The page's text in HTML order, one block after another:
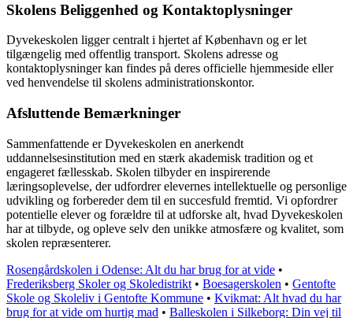
Skolens Beliggenhed og Kontaktoplysninger
Dyvekeskolen ligger centralt i hjertet af København og er let
tilgængelig med offentlig transport. Skolens adresse og
kontaktoplysninger kan findes på deres officielle hjemmeside eller
ved henvendelse til skolens administrationskontor.
Afsluttende Bemærkninger
Sammenfattende er Dyvekeskolen en anerkendt
uddannelsesinstitution med en stærk akademisk tradition og et
engageret fællesskab. Skolen tilbyder en inspirerende
læringsoplevelse, der udfordrer elevernes intellektuelle og personlige
udvikling og forbereder dem til en succesfuld fremtid. Vi opfordrer
potentielle elever og forældre til at udforske alt, hvad Dyvekeskolen
har at tilbyde, og opleve selv den unikke atmosfære og kvalitet, som
skolen repræsenterer.
Rosengårdskolen i Odense: Alt du har brug for at vide •
Frederiksberg Skoler og Skoledistrikt • Boesagerskolen • Gentofte
Skole og Skoleliv i Gentofte Kommune • Kvikmat: Alt hvad du har
brug for at vide om hurtig mad • Balleskolen i Silkeborg: Din vej til